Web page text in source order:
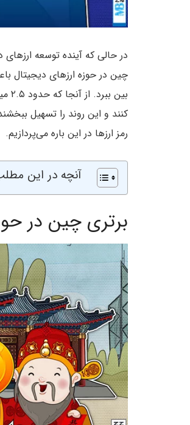
در حالی که آینده توسعه
چین در حوزه ارزهای دیجیتال
کنند و این روند را تسهیل
رمز ارزها در این باره می‌پردازیم.
آنچه در این
برتری چین در